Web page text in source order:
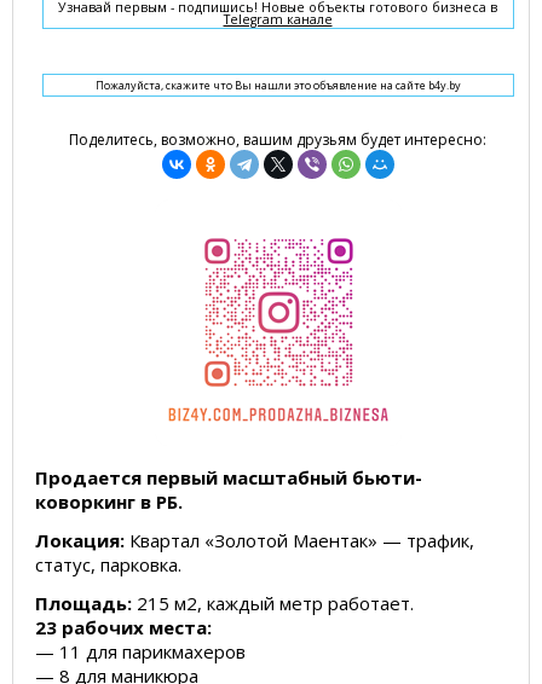
Узнавай первым - подпишись! Новые объекты готового бизнеса в
Telegram канале
Пожалуйста, скажите что Вы нашли это объявление на сайте b4y.by
Поделитесь, возможно, вашим друзьям будет интересно:
Продается первый масштабный бьюти-
коворкинг в РБ.
Локация: Квартал «Золотой Маентак» — трафик,
статус, парковка.
Площадь: 215 м2, каждый метр работает.
23 рабочих места:
— 11 для парикмахеров
— 8 для маникюра